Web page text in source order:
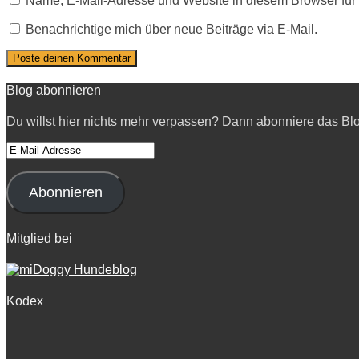
Benachrichtige mich über neue Beiträge via E-Mail.
Blog abonnieren
Du willst hier nichts mehr verpassen? Dann abonniere das
E-
Mail-
Adresse
Abonnieren
Mitglied bei
Kodex